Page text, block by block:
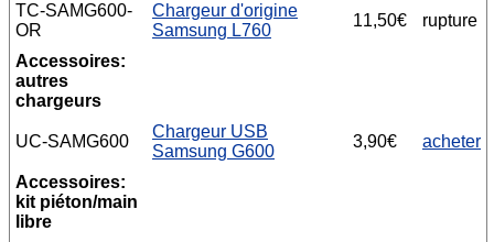
TC-SAMG600-
OR
Chargeur d'origine
Samsung L760
11,50€ rupture
Accessoires:
autres
chargeurs
UC-SAMG600
Chargeur USB
Samsung G600
3,90€ acheter
Accessoires:
kit piéton/main
libre